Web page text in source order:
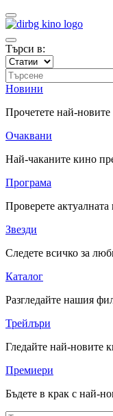
Търси в:
Новини
Прочетете най-
Очаквани
Най-чаканите кино
Програма
Проверете
Звезди
Следете всичко за
Каталог
Разгледайте нашия
Трейлъри
Гледайте най-новите
Премиери
Бъдете в крак с най-